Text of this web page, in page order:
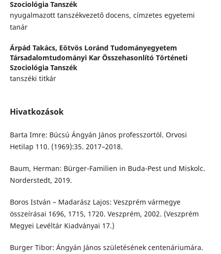
Szociológia Tanszék
nyugalmazott tanszékvezető docens, címzetes egyetemi
tanár
Árpád Takács, Eötvös Loránd Tudományegyetem
Társadalomtudományi Kar Összehasonlító Történeti
Szociológia Tanszék
tanszéki titkár
Hivatkozások
Barta Imre: Búcsú Ángyán János professzortól. Orvosi
Hetilap 110. (1969):35. 2017–2018.
Baum, Herman: Bürger-Familien in Buda-Pest und Miskolc.
Norderstedt, 2019.
Boros István – Madarász Lajos: Veszprém vármegye
összeírásai 1696, 1715, 1720. Veszprém, 2002. (Veszprém
Megyei Levéltár Kiadványai 17.)
Burger Tibor: Ángyán János születésének centenáriumára.